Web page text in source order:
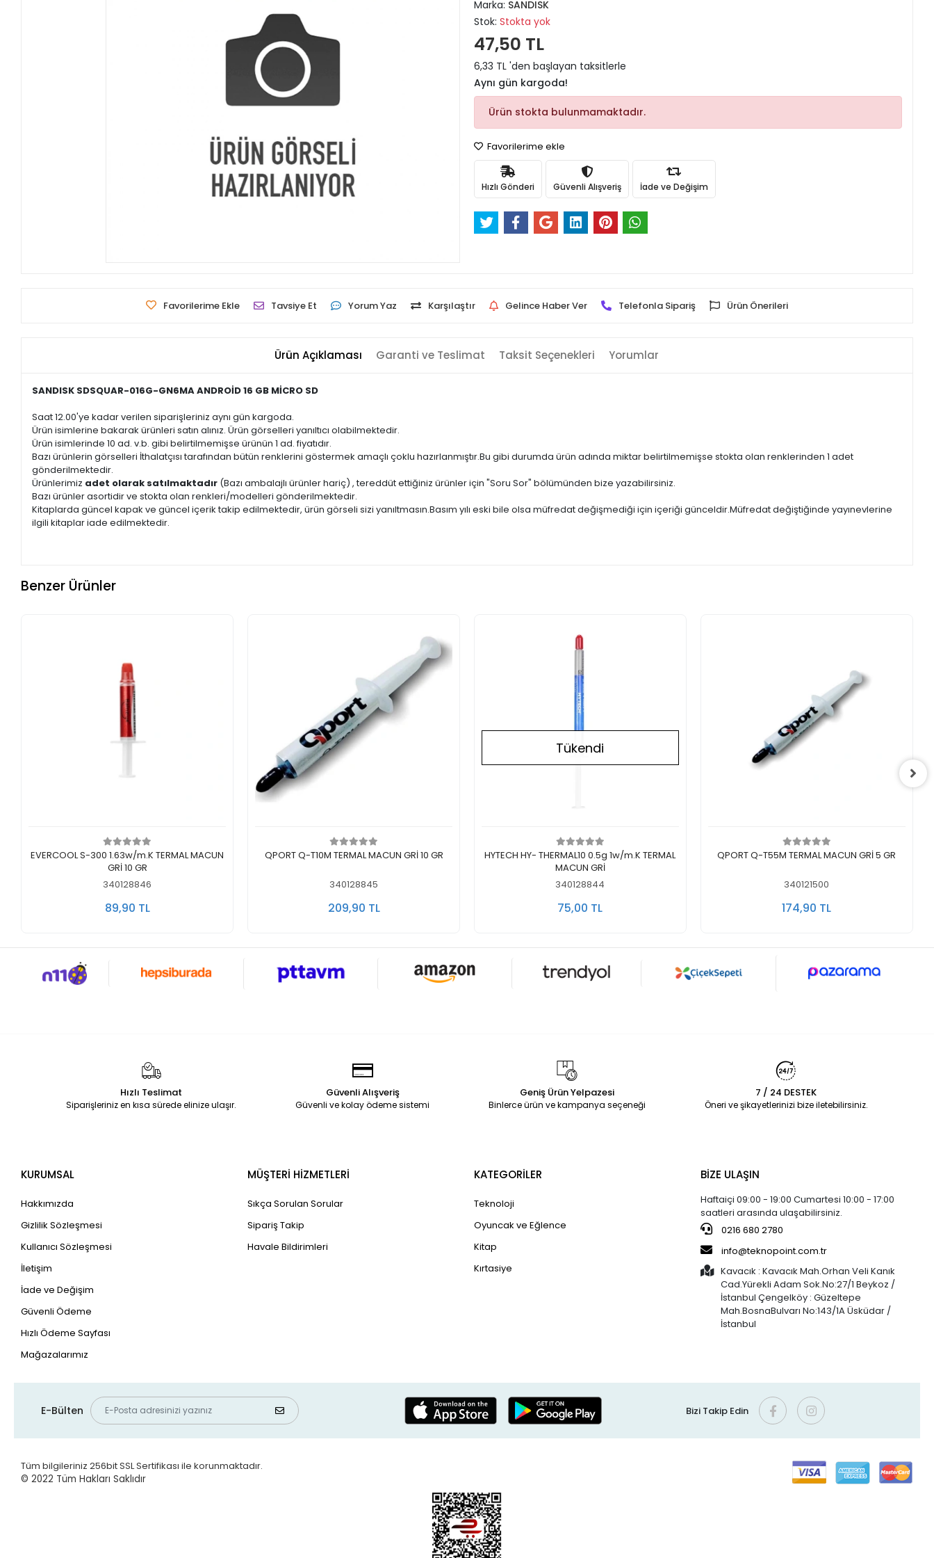
Marka: SANDISK
Stok: Stokta yok
47,50 TL
6,33 TL 'den başlayan taksitlerle
Aynı gün kargoda!
Ürün stokta bulunmamaktadır.
Favorilerime ekle
Hızlı Gönderi Güvenli Alışveriş İade ve Değişim
Favorilerime Ekle Tavsiye Et Yorum Yaz Karşılaştır Gelince Haber Ver Telefonla Sipariş Ürün Önerileri
Ürün Açıklaması Garanti ve Teslimat Taksit Seçenekleri Yorumlar
SANDISK SDSQUAR-016G-GN6MA ANDROİD 16 GB MİCRO SD
Saat 12.00'ye kadar verilen siparişleriniz aynı gün kargoda.
Ürün isimlerine bakarak ürünleri satın alınız. Ürün görselleri yanıltıcı olabilmektedir.
Ürün isimlerinde 10 ad. v.b. gibi belirtilmemişse ürünün 1 ad. fiyatıdır.
Bazı ürünlerin görselleri İthalatçısı tarafından bütün renklerini göstermek amaçlı çoklu hazırlanmıştır.Bu gibi durumda ürün adında miktar belirtilmemişse stokta olan renklerinden 1 adet
gönderilmektedir.
Ürünlerimiz adet olarak satılmaktadır (Bazı ambalajlı ürünler hariç) , tereddüt ettiğiniz ürünler için "Soru Sor" bölümünden bize yazabilirsiniz.
Bazı ürünler asortidir ve stokta olan renkleri/modelleri gönderilmektedir.
Kitaplarda güncel kapak ve güncel içerik takip edilmektedir, ürün görseli sizi yanıltmasın.Basım yılı eski bile olsa müfredat değişmediği için içeriği günceldir.Müfredat değiştiğinde yayınevlerine
ilgili kitaplar iade edilmektedir.
Benzer Ürünler
Sepete Ekle
EVERCOOL S-300 1.63w/m.K TERMAL MACUN
GRİ 10 GR
340128846
89,90 TL
Sepete Ekle
QPORT Q-T10M TERMAL MACUN GRİ 10 GR
340128845
209,90 TL
Stokta Yok
Tükendi
HYTECH HY- THERMAL10 0.5g 1w/m.K TERMAL
MACUN GRİ
340128844
75,00 TL
Sepete Ekle
QPORT Q-T55M TERMAL MACUN GRİ 5 GR
340121500
174,90 TL
Hızlı Teslimat
Siparişleriniz en kısa sürede elinize ulaşır.
Güvenli Alışveriş
Güvenli ve kolay ödeme sistemi
Geniş Ürün Yelpazesi
Binlerce ürün ve kampanya seçeneği
7 / 24 DESTEK
Öneri ve şikayetlerinizi bize iletebilirsiniz.
KURUMSAL
Hakkımızda
Gizlilik Sözleşmesi
Kullanıcı Sözleşmesi
İletişim
İade ve Değişim
Güvenli Ödeme
Hızlı Ödeme Sayfası
Mağazalarımız
MÜŞTERİ HİZMETLERİ
Sıkça Sorulan Sorular
Sipariş Takip
Havale Bildirimleri
KATEGORİLER
Teknoloji
Oyuncak ve Eğlence
Kitap
Kırtasiye
BİZE ULAŞIN
Haftaiçi 09:00 - 19:00 Cumartesi 10:00 - 17:00
saatleri arasında ulaşabilirsiniz.
0216 680 2780
info@teknopoint.com.tr
Kavacık : Kavacık Mah.Orhan Veli Kanık
Cad.Yürekli Adam Sok.No:27/1 Beykoz /
İstanbul Çengelköy : Güzeltepe
Mah.BosnaBulvarı No:143/1A Üsküdar /
İstanbul
E-Bülten Bizi Takip Edin
Tüm bilgileriniz 256bit SSL Sertifikası ile korunmaktadır.
© 2022 Tüm Hakları Saklıdır